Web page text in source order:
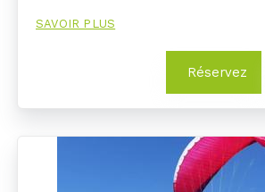
SAVOIR PLUS
Réservez